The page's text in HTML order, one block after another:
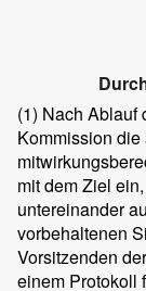
(1) Nach Ablauf
Kommission
mit dem Ziel
untereinander
vorbehaltenen
Vorsitzenden
einem Protokoll